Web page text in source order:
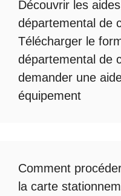
Découvrir les
départemental de
Télécharger le
départemental de
demander une
équipement
Comment
la carte